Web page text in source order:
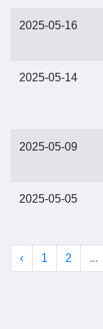
2025-05-16
2025-05-14
2025-05-09
2025-05-05
‹ 1 2 ...